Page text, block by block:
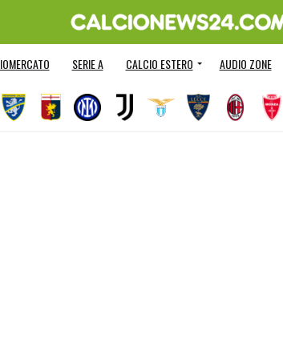
SERIE A CALCIO ESTERO AUDIO ZONE